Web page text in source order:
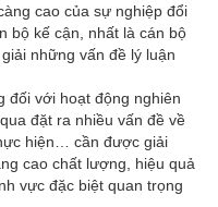
cao của sự nghiệp đổi
bộ kế cận, nhất là cán bộ
những vấn đề lý luận
đối với hoạt động nghiên
đặt ra nhiều vấn đề về
hiện… cần được giải
cao chất lượng, hiệu quả
vực đặc biệt quan trọng